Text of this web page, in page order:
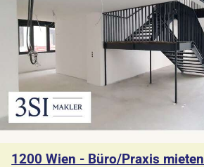
1200 Wien - Büro/Praxis mieten